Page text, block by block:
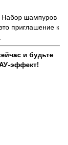
Набор шампуров
приглашение к
и будьте
эффект!